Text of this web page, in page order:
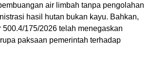
air limbah tanpa pengolahan
hasil hutan bukan kayu. Bahkan,
175/2026 telah menegaskan
paksaan pemerintah terhadap